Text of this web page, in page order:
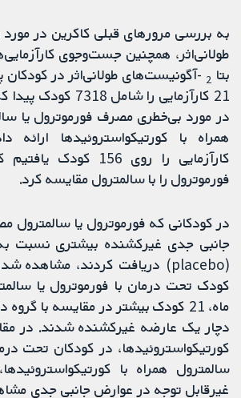
به بررسی مرورهای قبلی کاکرین در مورد
طولانی‌اثر، همچنین جست‌وجوی
بتا 2 -آگونیست‌های طولانی‌اثر در کودکان
21 کارآزمایی را شامل
در مورد بی‌خطری مصرف فورموترول یا
همراه با کورتیکواستروئیدها
کارآزمایی را روی 156
فورموترول را با سالمترول مقایسه کرد.
در کودکانی که فورموترول یا سالمترول
جانبی جدی غیرکشنده بیشتری نسبت به
کودک تحت درمان با فورموترول یا
ماه، 21 کودک بیشتر در مقایسه با
دچار یک عارضه غیرکشنده شدند. در
کورتیکواستروئیدها، در کودکان تحت
سالمترول همراه با
غیرقابل توجه در عوارض جانبی جدی